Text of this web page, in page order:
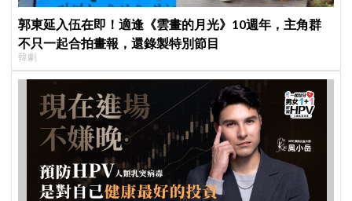
郭東延入伍在即！適逢《雲畫的月光》10週年，主角群
不只一起合拍畫報，還錄製特別節目
韓劇